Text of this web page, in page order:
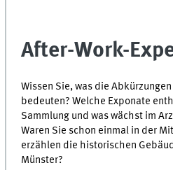
After-Work-
Wissen Sie, was die Abkürzungen
bedeuten? Welche Exponate
Sammlung und was wächst im
Waren Sie schon einmal in der
erzählen die historischen
Münster?